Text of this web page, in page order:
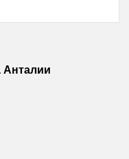
Анталии